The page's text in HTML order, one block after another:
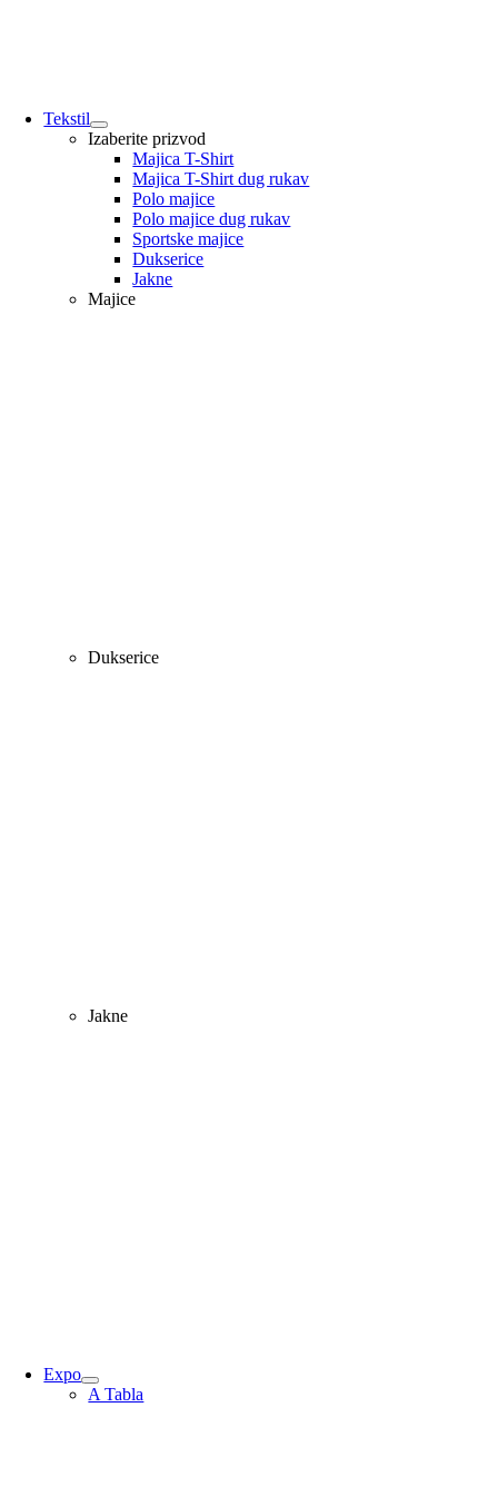
Tekstil
Izaberite prizvod
Majica T-Shirt
Majica T-Shirt dug rukav
Polo majice
Polo majice dug rukav
Sportske majice
Dukserice
Jakne
Majice
Dukserice
Jakne
Expo
A Tabla